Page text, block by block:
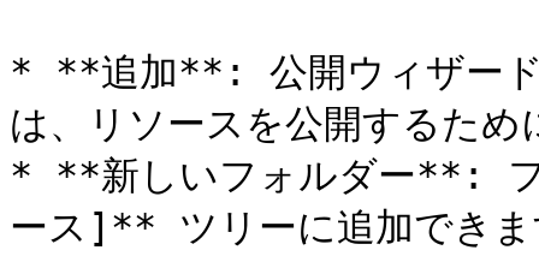
* **追加**: 公開ウィザード
は、リソースを公開するため
* **新しいフォルダー**:
ース]** ツリーに追加できま